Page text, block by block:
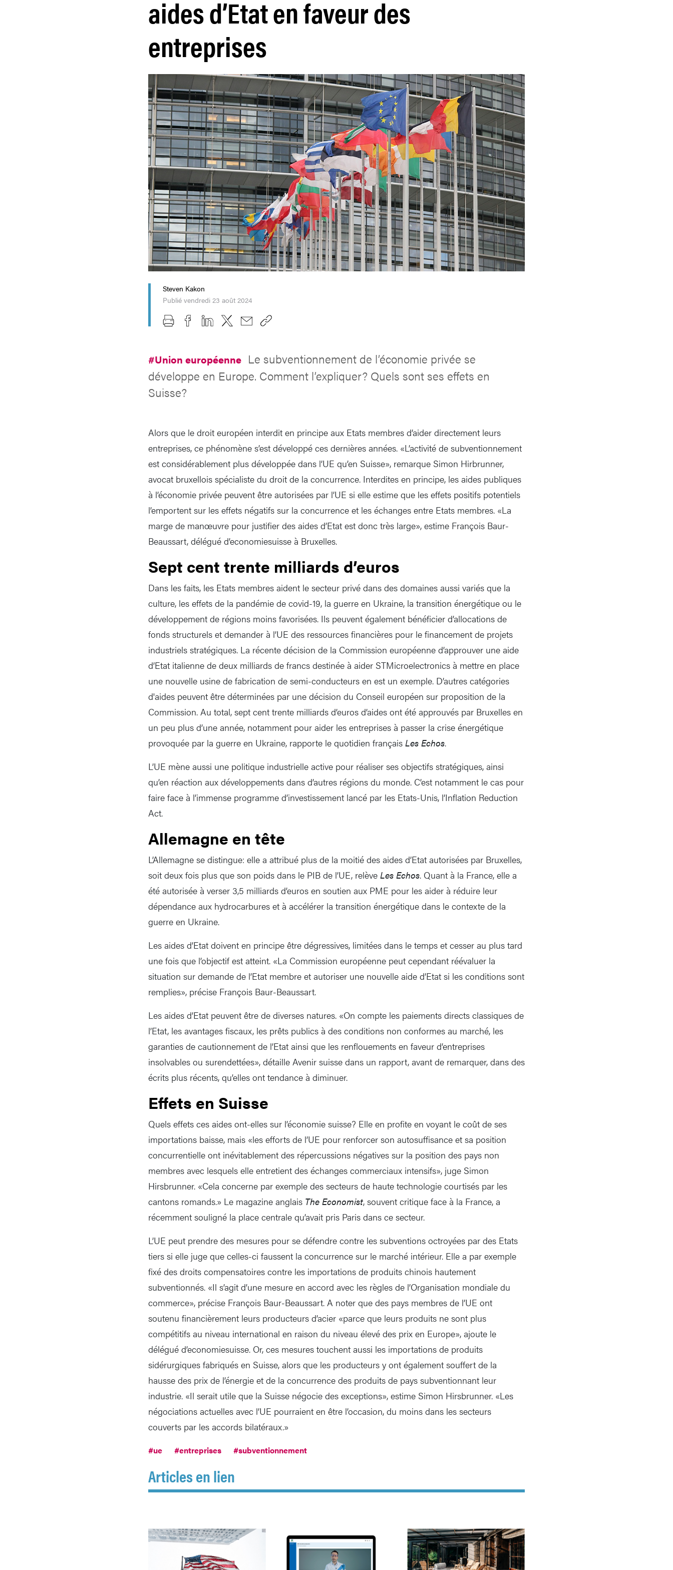
aides d’Etat en faveur des
entreprises
Steven Kakon
Publié vendredi 23 août 2024
#Union européenne Le subventionnement de l’économie privée se
développe en Europe. Comment l’expliquer? Quels sont ses effets en
Suisse?
Alors que le droit européen interdit en principe aux Etats membres d’aider directement leurs
entreprises, ce phénomène s’est développé ces dernières années. «L’activité de subventionnement
est considérablement plus développée dans l’UE qu’en Suisse», remarque Simon Hirbrunner,
avocat bruxellois spécialiste du droit de la concurrence. Interdites en principe, les aides publiques
à l’économie privée peuvent être autorisées par l’UE si elle estime que les effets positifs potentiels
l’emportent sur les effets négatifs sur la concurrence et les échanges entre Etats membres. «La
marge de manœuvre pour justifier des aides d’Etat est donc très large», estime François Baur-
Beaussart, délégué d’economiesuisse à Bruxelles.
Sept cent trente milliards d’euros
Dans les faits, les Etats membres aident le secteur privé dans des domaines aussi variés que la
culture, les effets de la pandémie de covid-19, la guerre en Ukraine, la transition énergétique ou le
développement de régions moins favorisées. Ils peuvent également bénéficier d’allocations de
fonds structurels et demander à l’UE des ressources financières pour le financement de projets
industriels stratégiques. La récente décision de la Commission européenne d’approuver une aide
d’Etat italienne de deux milliards de francs destinée à aider STMicroelectronics à mettre en place
une nouvelle usine de fabrication de semi-conducteurs en est un exemple. D’autres catégories
d'aides peuvent être déterminées par une décision du Conseil européen sur proposition de la
Commission. Au total, sept cent trente milliards d’euros d’aides ont été approuvés par Bruxelles en
un peu plus d’une année, notamment pour aider les entreprises à passer la crise énergétique
provoquée par la guerre en Ukraine, rapporte le quotidien français Les Echos.
L’UE mène aussi une politique industrielle active pour réaliser ses objectifs stratégiques, ainsi
qu’en réaction aux développements dans d’autres régions du monde. C’est notamment le cas pour
faire face à l’immense programme d’investissement lancé par les Etats-Unis, l’Inflation Reduction
Act.
Allemagne en tête
L’Allemagne se distingue: elle a attribué plus de la moitié des aides d’Etat autorisées par Bruxelles,
soit deux fois plus que son poids dans le PIB de l’UE, relève Les Echos. Quant à la France, elle a
été autorisée à verser 3,5 milliards d’euros en soutien aux PME pour les aider à réduire leur
dépendance aux hydrocarbures et à accélérer la transition énergétique dans le contexte de la
guerre en Ukraine.
Les aides d’Etat doivent en principe être dégressives, limitées dans le temps et cesser au plus tard
une fois que l’objectif est atteint. «La Commission européenne peut cependant réévaluer la
situation sur demande de l’Etat membre et autoriser une nouvelle aide d’Etat si les conditions sont
remplies», précise François Baur-Beaussart.
Les aides d’Etat peuvent être de diverses natures. «On compte les paiements directs classiques de
l’Etat, les avantages fiscaux, les prêts publics à des conditions non conformes au marché, les
garanties de cautionnement de l’Etat ainsi que les renflouements en faveur d’entreprises
insolvables ou surendettées», détaille Avenir suisse dans un rapport, avant de remarquer, dans des
écrits plus récents, qu’elles ont tendance à diminuer.
Effets en Suisse
Quels effets ces aides ont-elles sur l’économie suisse? Elle en profite en voyant le coût de ses
importations baisse, mais «les efforts de l’UE pour renforcer son autosuffisance et sa position
concurrentielle ont inévitablement des répercussions négatives sur la position des pays non
membres avec lesquels elle entretient des échanges commerciaux intensifs», juge Simon
Hirsbrunner. «Cela concerne par exemple des secteurs de haute technologie courtisés par les
cantons romands.» Le magazine anglais The Economist, souvent critique face à la France, a
récemment souligné la place centrale qu’avait pris Paris dans ce secteur.
L’UE peut prendre des mesures pour se défendre contre les subventions octroyées par des Etats
tiers si elle juge que celles-ci faussent la concurrence sur le marché intérieur. Elle a par exemple
fixé des droits compensatoires contre les importations de produits chinois hautement
subventionnés. «Il s’agit d’une mesure en accord avec les règles de l’Organisation mondiale du
commerce», précise François Baur-Beaussart. A noter que des pays membres de l’UE ont
soutenu financièrement leurs producteurs d’acier «parce que leurs produits ne sont plus
compétitifs au niveau international en raison du niveau élevé des prix en Europe», ajoute le
délégué d’economiesuisse. Or, ces mesures touchent aussi les importations de produits
sidérurgiques fabriqués en Suisse, alors que les producteurs y ont également souffert de la
hausse des prix de l’énergie et de la concurrence des produits de pays subventionnant leur
industrie. «Il serait utile que la Suisse négocie des exceptions», estime Simon Hirsbrunner. «Les
négociations actuelles avec l’UE pourraient en être l’occasion, du moins dans les secteurs
couverts par les accords bilatéraux.»
#ue #entreprises #subventionnement
Articles en lien